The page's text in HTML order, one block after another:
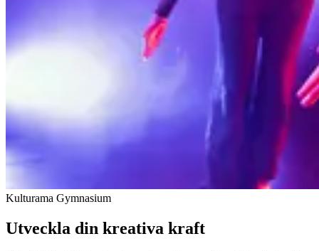
Kulturama Gymnasium
Utveckla din kreativa kraft